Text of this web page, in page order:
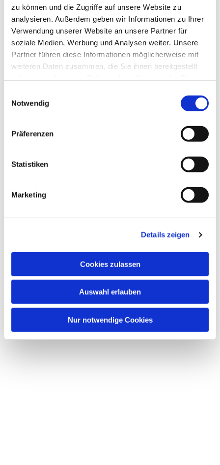
zu können und die Zugriffe auf unsere Website zu
analysieren. Außerdem geben wir Informationen zu Ihrer
Verwendung unserer Website an unsere Partner für
soziale Medien, Werbung und Analysen weiter. Unsere
Partner führen diese Informationen möglicherweise mit
weiteren Daten zusammen, die Sie ihnen bereitgestellt
Notwendig
Präferenzen
Statistiken
Marketing
Details zeigen
Cookies zulassen
Auswahl erlauben
Nur notwendige Cookies
interessieren